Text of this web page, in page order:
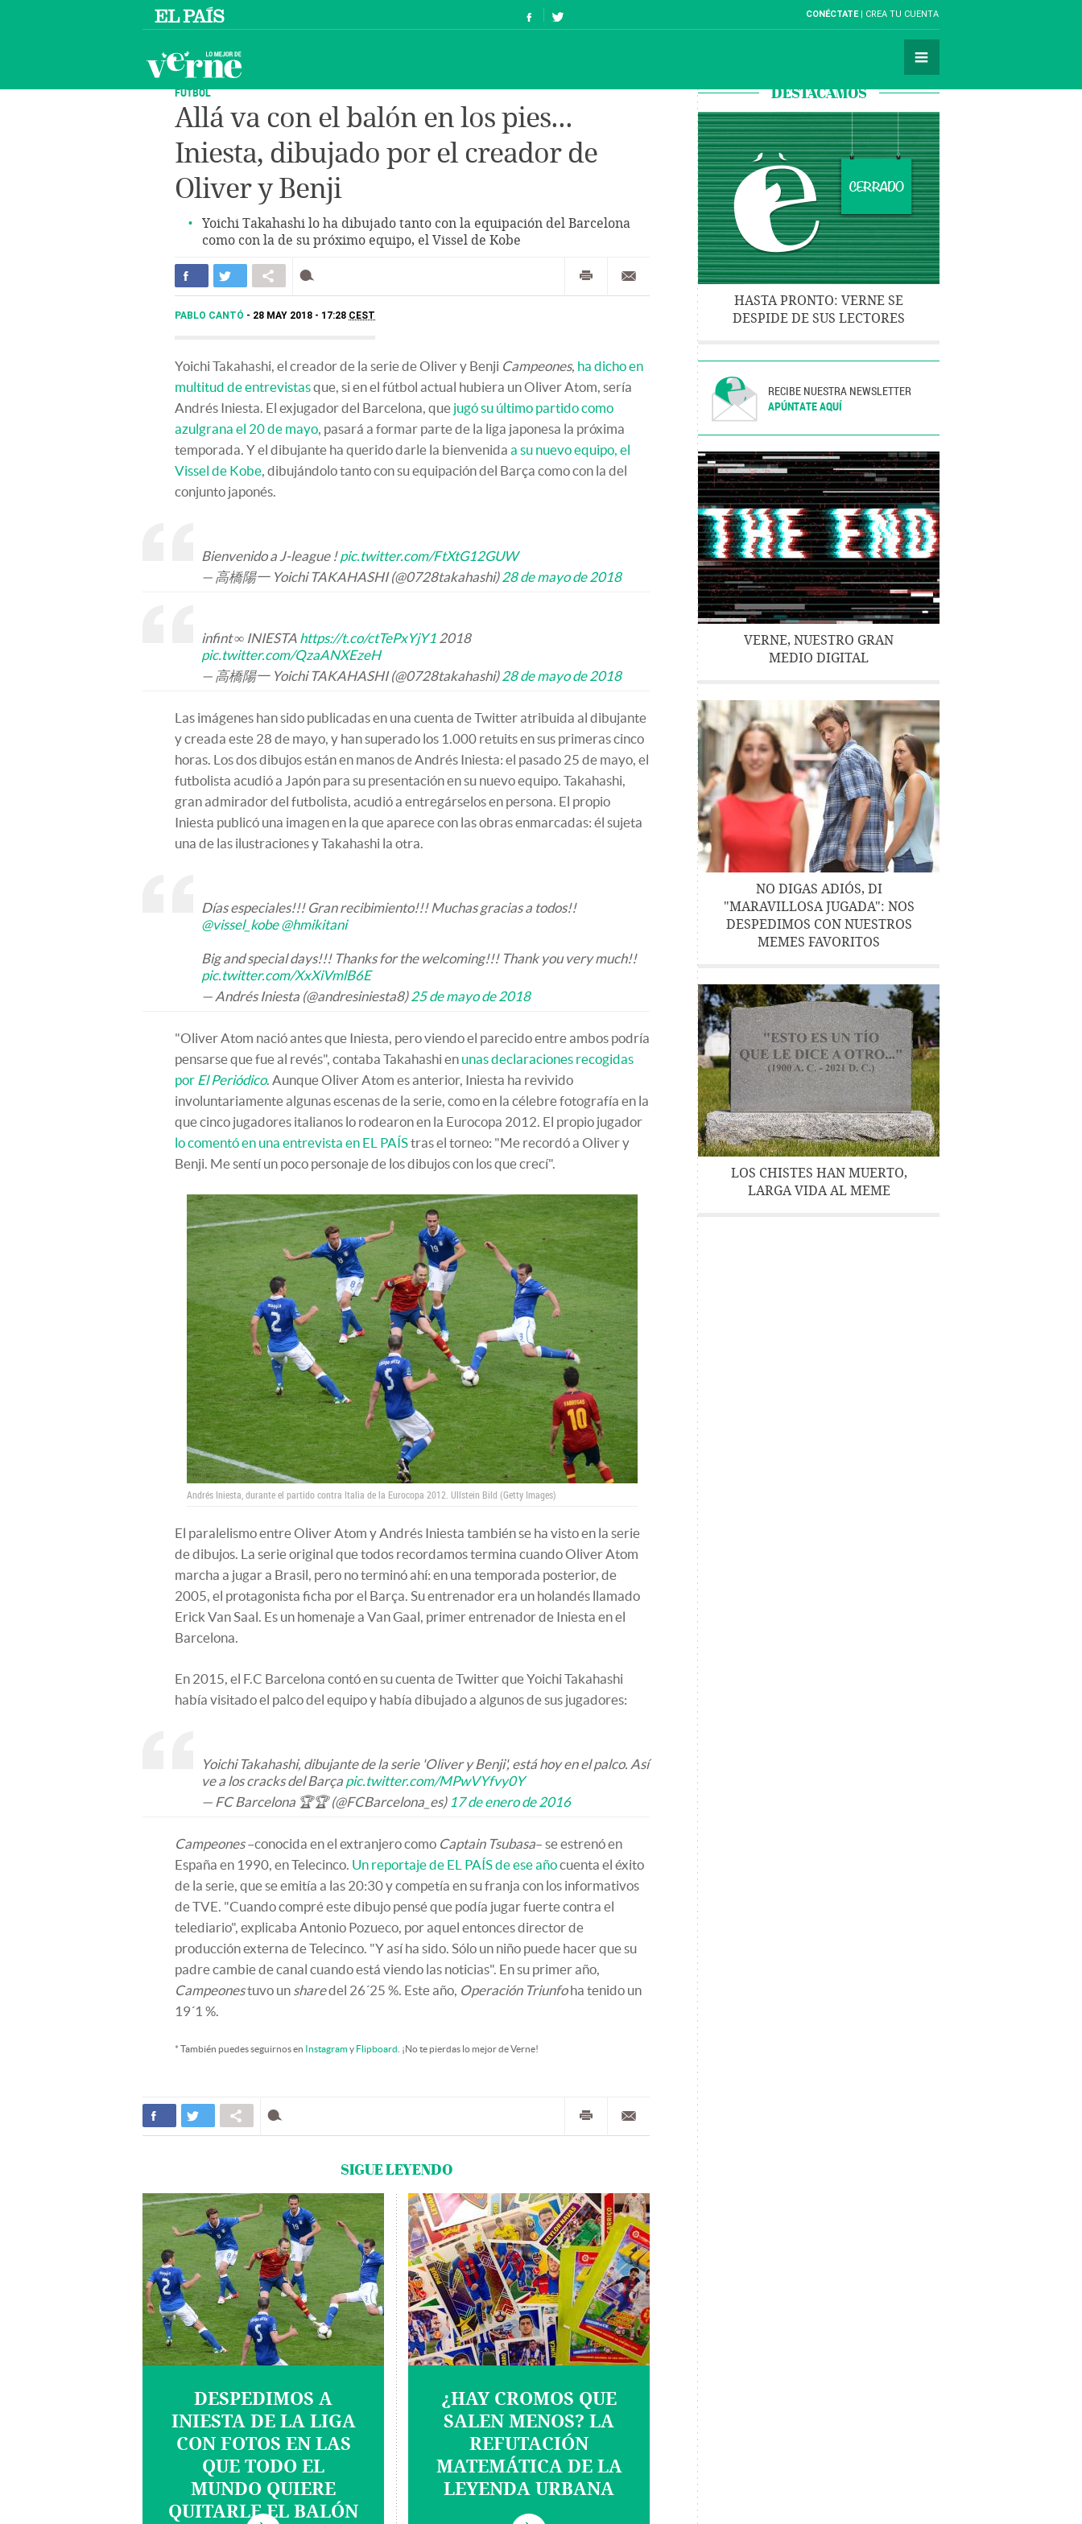
CONÉCTATE CREA TU CUENTA
FÚTBOL
Allá va con el balón en los pies...
Iniesta, dibujado por el creador de
Oliver y Benji
Yoichi Takahashi lo ha dibujado tanto con la equipación del Barcelona
como con la de su próximo equipo, el Vissel de Kobe
PABLO CANTÓ 28 MAY 2018 - 17:28 CEST
Yoichi Takahashi, el creador de la serie de Oliver y Benji Campeones, ha dicho en
multitud de entrevistasque, si en el fútbol actual hubiera un Oliver Atom, sería
Andrés Iniesta. El exjugador del Barcelona, que jugó su último partido como
azulgrana el 20 de mayo, pasará a formar parte de la liga japonesa la próxima
temporada. Y el dibujante ha querido darle la bienvenida a su nuevo equipo, el
Vissel de Kobe, dibujándolo tanto con su equipación del Barça como con la del
conjunto japonés.
Bienvenido a J-league !pic.twitter.com/FtXtG12GUW
— 高橋陽一 Yoichi TAKAHASHI (@0728takahashi)28 de mayo de 2018
infint ∞ INIESTA https://t.co/ctTePxYjY1 2018
pic.twitter.com/QzaANXEzeH
— 高橋陽一 Yoichi TAKAHASHI (@0728takahashi)28 de mayo de 2018
Las imágenes han sido publicadas en una cuenta de Twitter atribuida al dibujante
y creada este 28 de mayo, y han superado los 1.000 retuits en sus primeras cinco
horas. Los dos dibujos están en manos de Andrés Iniesta: el pasado 25 de mayo, el
futbolista acudió a Japón para su presentación en su nuevo equipo. Takahashi,
gran admirador del futbolista, acudió a entregárselos en persona. El propio
Iniesta publicó una imagen en la que aparece con las obras enmarcadas: él sujeta
una de las ilustraciones y Takahashi la otra.
Días especiales!!! Gran recibimiento!!! Muchas gracias a todos!!
@vissel_kobe @hmikitani
Big and special days!!! Thanks for the welcoming!!! Thank you very much!!
pic.twitter.com/XxXiVmlB6E
— Andrés Iniesta (@andresiniesta8)25 de mayo de 2018
"Oliver Atom nació antes que Iniesta, pero viendo el parecido entre ambos podría
pensarse que fue al revés", contaba Takahashi en unas declaraciones recogidas
por El Periódico. Aunque Oliver Atom es anterior, Iniesta ha revivido
involuntariamente algunas escenas de la serie, como en la célebre fotografía en la
que cinco jugadores italianos lo rodearon en la Eurocopa 2012. El propio jugador
lo comentó en una entrevista en EL PAÍStras el torneo: "Me recordó a Oliver y
Benji. Me sentí un poco personaje de los dibujos con los que crecí".
Andrés Iniesta, durante el partido contra Italia de la Eurocopa 2012. Ullstein Bild (Getty Images)
El paralelismo entre Oliver Atom y Andrés Iniesta también se ha visto en la serie
de dibujos. La serie original que todos recordamos termina cuando Oliver Atom
marcha a jugar a Brasil, pero no terminó ahí: en una temporada posterior, de
2005, el protagonista ficha por el Barça. Su entrenador era un holandés llamado
Erick Van Saal. Es un homenaje a Van Gaal, primer entrenador de Iniesta en el
Barcelona.
En 2015, el F.C Barcelona contó en su cuenta de Twitter que Yoichi Takahashi
había visitado el palco del equipo y había dibujado a algunos de sus jugadores:
Yoichi Takahashi, dibujante de la serie 'Oliver y Benji', está hoy en el palco. Así
ve a los cracks del Barça pic.twitter.com/MPwVYfvy0Y
— FC Barcelona 🏆🏆 (@FCBarcelona_es) 17 de enero de 2016
Campeones–conocida en el extranjero como Captain Tsubasa– se estrenó en
España en 1990, en Telecinco. Un reportaje de EL PAÍS de ese añocuenta el éxito
de la serie, que se emitía a las 20:30 y competía en su franja con los informativos
de TVE. "Cuando compré este dibujo pensé que podía jugar fuerte contra el
telediario", explicaba Antonio Pozueco, por aquel entonces director de
producción externa de Telecinco. "Y así ha sido. Sólo un niño puede hacer que su
padre cambie de canal cuando está viendo las noticias". En su primer año,
Campeonestuvo un sharedel 26´25 %. Este año, Operación Triunfoha tenido un
19´1 %.
* También puedes seguirnos en Instagramy Flipboard . ¡No te pierdas lo mejor de Verne!
SIGUE LEYENDO
DESPEDIMOS A
INIESTA DE LA LIGA
CON FOTOS EN LAS
QUE TODO EL
MUNDO QUIERE
QUITARLE EL BALÓN
¿HAY CROMOS QUE
SALEN MENOS? LA
REFUTACIÓN
MATEMÁTICA DE LA
LEYENDA URBANA
DESTACAMOS
HASTA PRONTO: VERNE SE
DESPIDE DE SUS LECTORES
RECIBE NUESTRA NEWSLETTER
APÚNTATE AQUÍ
VERNE, NUESTRO GRAN
MEDIO DIGITAL
NO DIGAS ADIÓS, DI
"MARAVILLOSA JUGADA": NOS
DESPEDIMOS CON NUESTROS
MEMES FAVORITOS
LOS CHISTES HAN MUERTO,
LARGA VIDA AL MEME